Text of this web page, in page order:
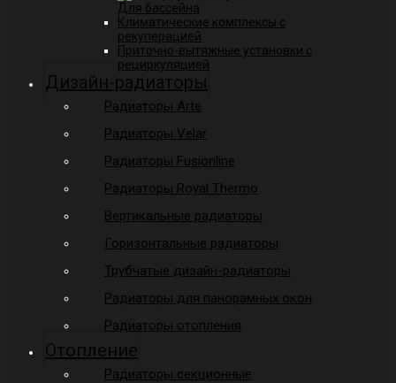
Для бассейна
Климатические комплексы с
рекуперацией
Приточно-вытяжные установки с
рециркуляцией
Дизайн-радиаторы
Радиаторы Arte
Радиаторы Velar
Радиаторы Fusionline
Радиаторы Royal Thermo
Вертикальные радиаторы
Горизонтальные радиаторы
Трубчатые дизайн-радиаторы
Радиаторы для панорамных окон
Радиаторы отопления
Отопление
Радиаторы секционные